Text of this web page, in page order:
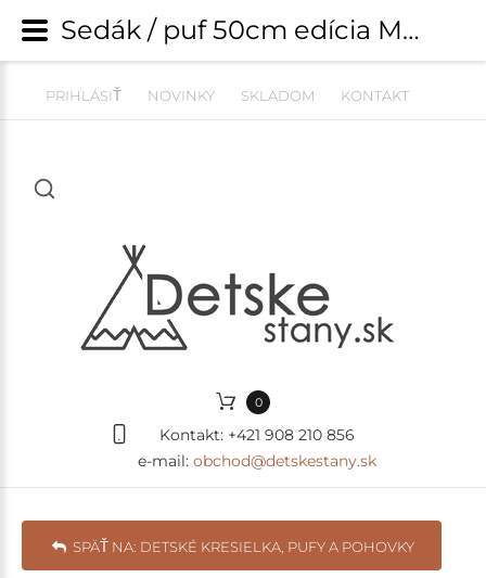
PRIHLÁSIŤ NOVINKY SKLADOM KONTAKT
0
Kontakt: +421 908 210 856
e-mail: obchod@detskestany.sk
SPÄŤ NA: DETSKÉ KRESIELKA, PUFY A POHOVKY
Sedák / puf 50cm edícia MAGIC WORLD - polar | Detské kresielka, pufy a pohovky | detskestany.sk